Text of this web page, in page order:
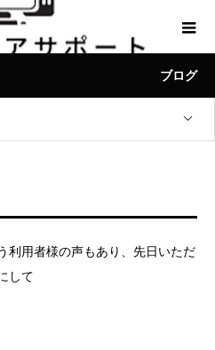
ブログ
利用者様の声もあり、先日いただ
して